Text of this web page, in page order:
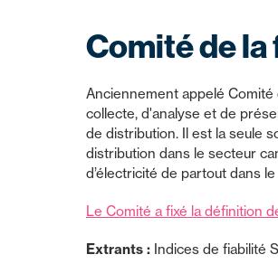
Comité de
Anciennement appelé
collecte, d'analyse et de
de distribution. Il est la seule
distribution dans le secteur
d’électricité de partout dans
Le Comité a fixé la définition
Extrants : Indices de fiabilité